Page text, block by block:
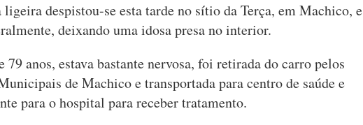
despistou-se esta tarde no sítio da Terça, em Machico, e
deixando uma idosa presa no interior.
79 anos, estava bastante nervosa, foi retirada do carro pelos
de Machico e transportada para centro de saúde e
para o hospital para receber tratamento.